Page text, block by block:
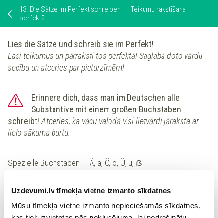
Uzdevumi.lv tīmekļa vietne izmanto sīkdatnes
Mūsu tīmekļa vietne izmanto nepieciešamās sīkdatnes,
13. Die Sätze im Perfekt schreiben I – Teikumu rakstīšana
perfektā
Lies die Sätze und schreib sie im Perfekt!
Lasi teikumus un pārraksti tos perfektā! Saglabā doto vārdu
secību un atceries parpieturzīmēm!
Erinnere dich, dass man im Deutschen alle
Substantive mit einem großen Buchstaben
schreibt!Atceries, ka vācu valodā visi lietvārdi jāraksta ar
lielo sākuma burtu.
Spezielle Buchstaben — Ä, ä, Ö, ö, Ü, ü, ẞ
1. Die Schüler organisieren eine Party.